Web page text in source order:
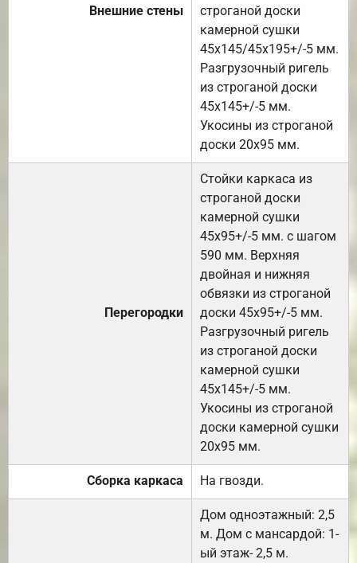
Внешние стены
строганой доски
камерной сушки
45х145/45х195+/-5 мм.
Разгрузочный ригель
из строганой доски
45х145+/-5 мм.
Укосины из строганой
доски 20х95 мм.
Перегородки
Стойки каркаса из
строганой доски
камерной сушки
45х95+/-5 мм. с шагом
590 мм. Верхняя
двойная и нижняя
обвязки из строганой
доски 45х95+/-5 мм.
Разгрузочный ригель
из строганой доски
камерной сушки
45х145+/-5 мм.
Укосины из строганой
доски камерной сушки
20х95 мм.
Сборка каркаса На гвозди.
Дом одноэтажный: 2,5
м. Дом с мансардой: 1-
ый этаж- 2,5 м.